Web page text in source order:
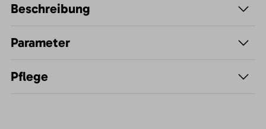
Beschreibung
Parameter
Pflege